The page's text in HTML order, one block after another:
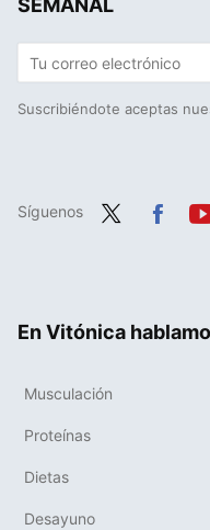
SEMANAL
Suscribiéndote aceptas
Síguenos
En Vitónica
Musculación
Proteínas
Dietas
Desayuno